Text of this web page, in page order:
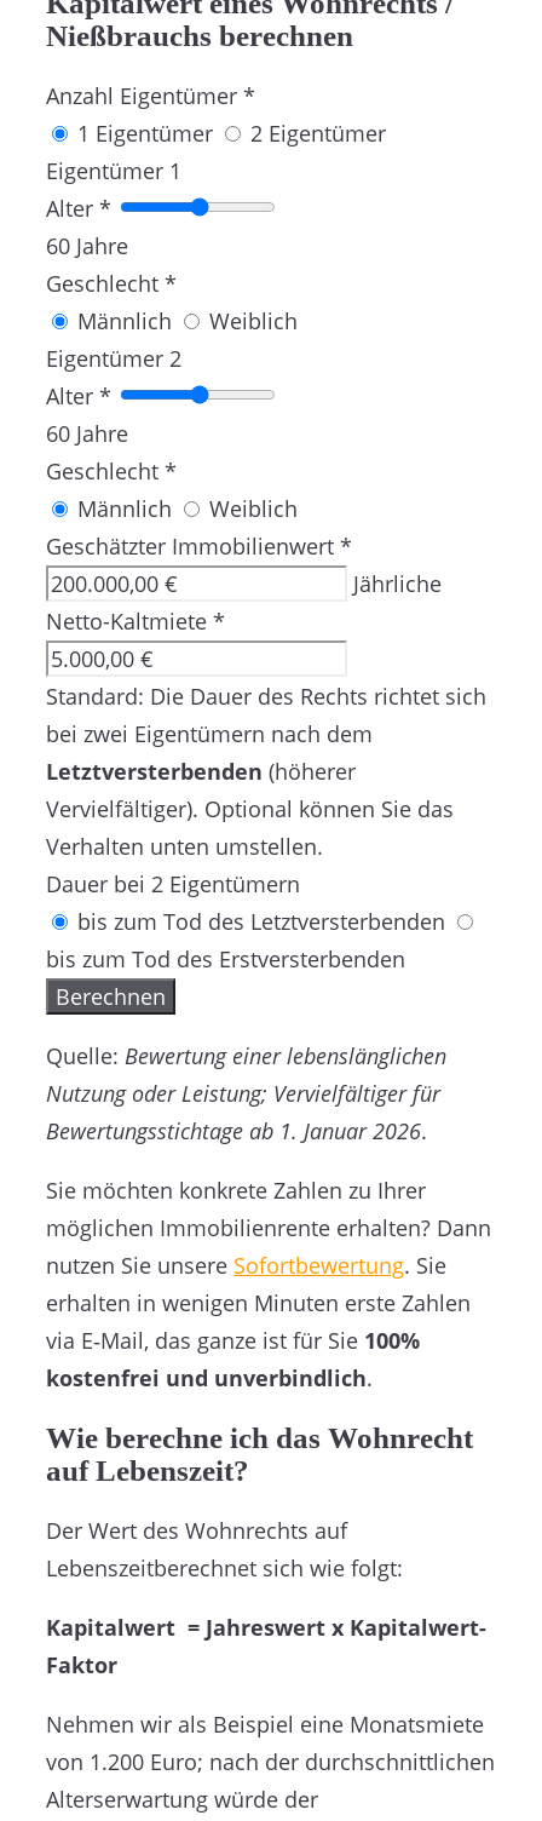
Nießbrauchs berechnen
Anzahl Eigentümer *
1 Eigentümer
2 Eigentümer
Eigentümer 1
Alter *
60 Jahre
Geschlecht *
Männlich
Weiblich
Eigentümer 2
Alter *
60 Jahre
Geschlecht *
Männlich
Weiblich
Geschätzter Immobilienwert *
Jährliche
Netto-Kaltmiete *
Standard: Die Dauer des Rechts richtet sich
bei zwei Eigentümern nach dem
Letztversterbenden (höherer
Vervielfältiger). Optional können Sie das
Verhalten unten umstellen.
Dauer bei 2 Eigentümern
bis zum Tod des Letztversterbenden
bis zum Tod des Erstversterbenden
Berechnen
Quelle: Bewertung einer lebenslänglichen
Nutzung oder Leistung; Vervielfältiger für
Bewertungsstichtage ab 1. Januar 2026.
Sie möchten konkrete Zahlen zu Ihrer
möglichen Immobilienrente erhalten? Dann
nutzen Sie unsere Sofortbewertung. Sie
erhalten in wenigen Minuten erste Zahlen
via E‑Mail, das ganze ist für Sie 100%
kostenfrei und unverbindlich.
Wie berechne ich das Wohnrecht
auf Lebenszeit?
Der Wert des Wohnrechts auf
Lebenszeitberechnet sich wie folgt:
Kapitalwert = Jahreswert x Kapitalwert-
Faktor
Nehmen wir als Beispiel eine Monatsmiete
von 1.200 Euro; nach der durchschnittlichen
Alterserwartung würde der